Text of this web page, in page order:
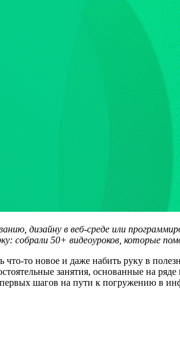
дизайну в веб-среде или
собрали 50+ видеоуроков, которые
что-то новое и даже набить руку в
занятия, основанные на
шагов на пути к погружению в